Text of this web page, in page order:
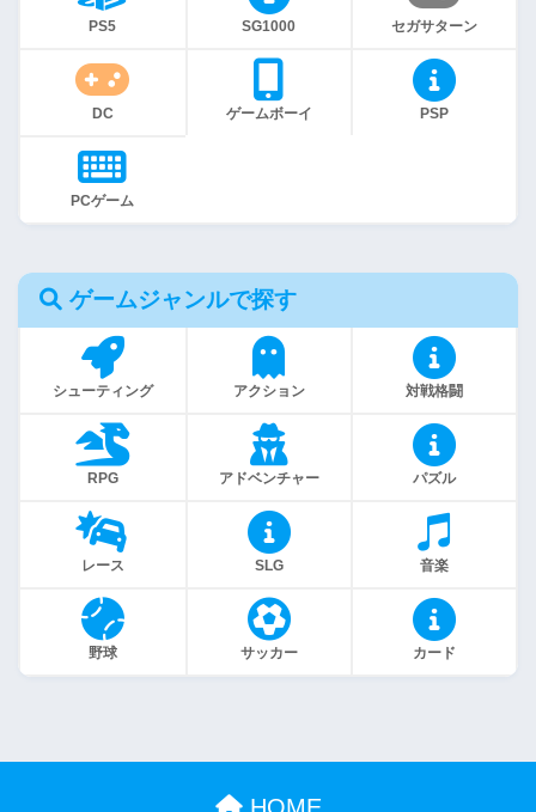
PS5 SG1000 セガサターン
DC ゲームボーイ PSP
PCゲーム
ゲームジャンルで探す
シューティング アクション 対戦格闘
RPG アドベンチャー パズル
レース SLG 音楽
野球 サッカー カード